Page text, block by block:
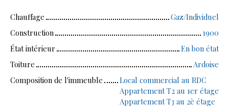
Chauffage
Gaz/Individuel
Construction
1900
État intérieur
En bon état
Toiture
Ardoise
Composition de l'immeuble
Local commercial au RDC
Appartement T2 au 1er étage
Appartement T3 au 2è étage